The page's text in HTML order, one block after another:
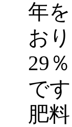
年
おり
29
です
肥